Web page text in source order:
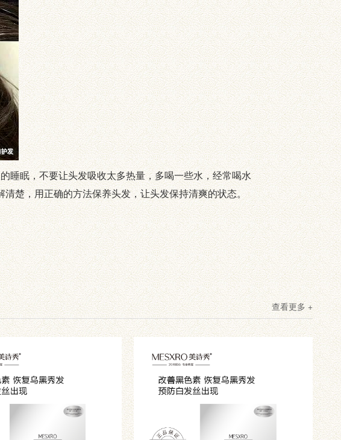
眠，不要让头发吸收太多热量，多喝一些水，经常喝水
楚，用正确的方法保养头发，让头发保持清爽的状态。
查看更多 +